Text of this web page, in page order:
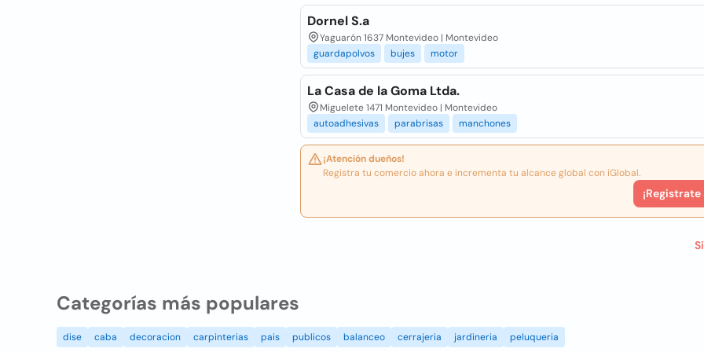
Dornel S.a
Yaguarón 1637 Montevideo | Montevideo
guardapolvos
bujes motor
La Casa de la Goma Ltda.
Miguelete 1471 Montevideo | Montevideo
autoadhesivas
parabrisas manchones
¡Atención dueños!
Registra tu comercio ahora e incrementa tu alcance global con iGlobal.
¡Registrate
Categorías más populares
dise caba decoracion carpinterias pais publicos balanceo cerrajeria jardineria peluqueria